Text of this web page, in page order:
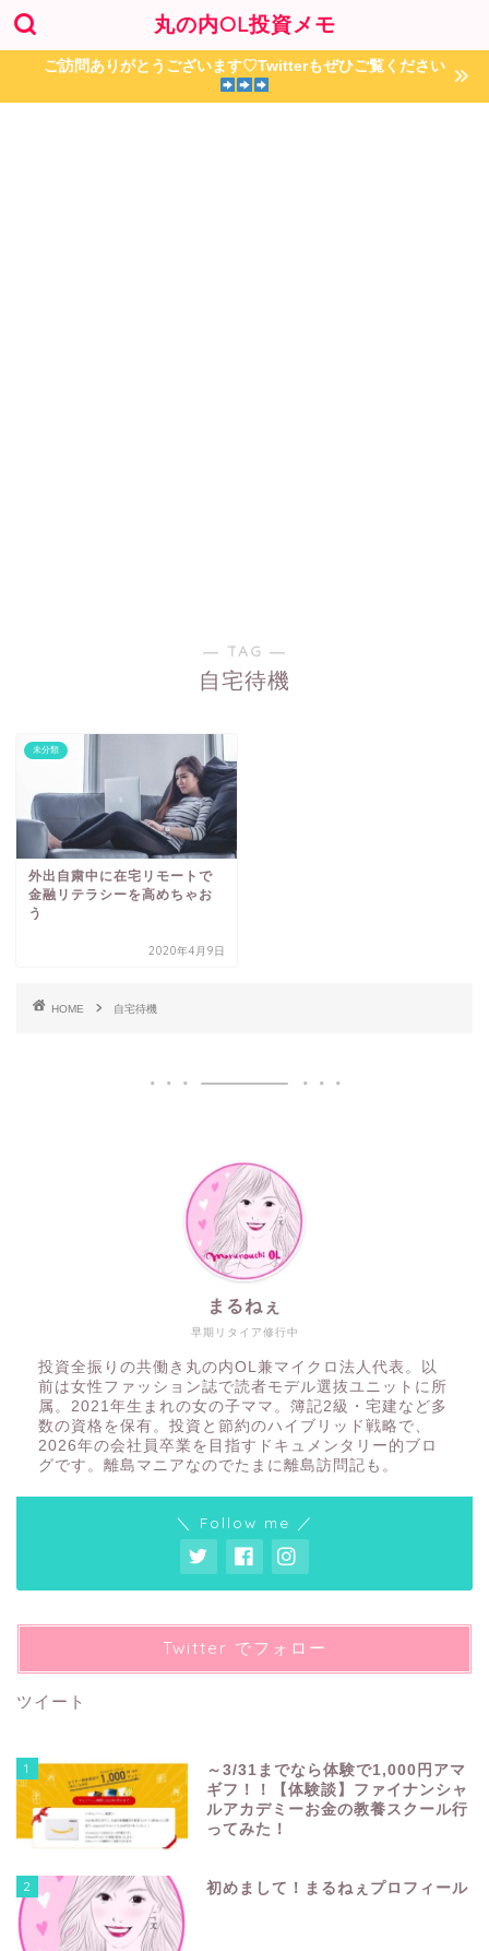
丸の内OL投資メモ
ご訪問ありがとうございます♡Twitterもぜひご覧ください
― TAG ―
自宅待機
未分類
外出自粛中に在宅リモートで
金融リテラシーを高めちゃお
う
2020年4月9日
HOME 自宅待機
早期リタイア修行中
まるねぇ
投資全振りの共働き丸の内OL兼マイクロ法人代表。以
前は女性ファッション誌で読者モデル選抜ユニットに所
属。2021年生まれの女の子ママ。簿記2級・宅建など多
数の資格を保有。投資と節約のハイブリッド戦略で、
2026年の会社員卒業を目指すドキュメンタリー的ブロ
グです。離島マニアなのでたまに離島訪問記も。
＼ Follow me ／
Twitter でフォロー
ツイート
1
～3/31までなら体験で1,000円アマ
ギフ！！【体験談】ファイナンシャ
ルアカデミーお金の教養スクール行
ってみた！
2 初めまして！まるねぇプロフィール